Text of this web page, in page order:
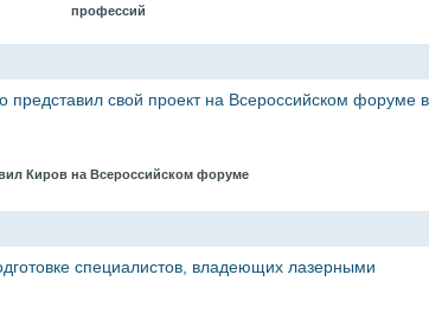
профессий
представил свой проект на Всероссийском форуме в
Киров на Всероссийском форуме
специалистов, владеющих лазерными